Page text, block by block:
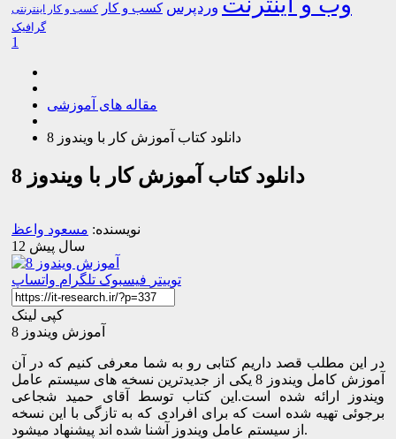
وردپرس کسب و کار کسب و کار اینترنتی
گرافیک
1
مقاله های آموزشی
دانلود کتاب آموزش کار با ویندوز 8
دانلود کتاب آموزش کار با ویندوز 8
نویسنده: مسعود واعظ
12 سال پیش
توییتر فیسبوک تلگرام واتساپ
کپی لینک
آموزش ویندوز 8
در این مطلب قصد داریم کتابی رو به شما معرفی کنیم که در آن
آموزش کامل ویندوز 8 یکی از جدیدترین نسخه های سیستم عامل
ویندوز ارائه شده است.این کتاب توسط آقای حمید شجاعی
برجوئی تهیه شده است که برای افرادی که به تازگی با این نسخه
از سیستم عامل ویندوز آشنا شده اند پیشنهاد میشود.